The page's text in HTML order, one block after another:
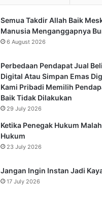
Semua Takdir Allah Baik
Manusia Menganggapnya
6 August 2026
Perbedaan Pendapat Jual
Digital Atau Simpan Emas
Kami Pribadi Memilih
Baik Tidak Dilakukan
29 July 2026
Ketika Penegak Hukum
Hukum
23 July 2026
Jangan Ingin Instan Jadi
17 July 2026